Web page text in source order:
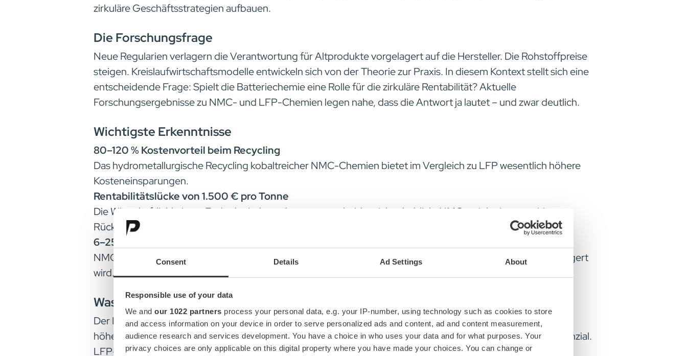
Consent Details Ad Settings About
Responsible use of your data
We and our 1022 partners process your personal data, e.g. your IP-number, using technology such as cookies to store
and access information on your device in order to serve personalized ads and content, ad and content measurement,
audience research and services development. You have a choice in who uses your data and for what purposes. Your
privacy choices are only applicable on this digital property where you have made your choices. You can change or
zirkuläre Geschäftsstrategien aufbauen.
Die Forschungsfrage
Neue Regularien verlagern die Verantwortung für Altprodukte vorgelagert auf die Hersteller. Die Rohstoffpreise
steigen. Kreislaufwirtschaftsmodelle entwickeln sich von der Theorie zur Praxis. In diesem Kontext stellt sich eine
entscheidende Frage: Spielt die Batteriechemie eine Rolle für die zirkuläre Rentabilität? Aktuelle
Forschungsergebnisse zu NMC- und LFP-Chemien legen nahe, dass die Antwort ja lautet – und zwar deutlich.
Wichtigste Erkenntnisse
80–120 % Kostenvorteil beim Recycling
Das hydrometallurgische Recycling kobaltreicher NMC-Chemien bietet im Vergleich zu LFP wesentlich höhere
Kosteneinsparungen.
Rentabilitätslücke von 1.500 € pro Tonne
Die Wirtschaftlichkeit am Ende der Lebensdauer unterscheidet sich erheblich. NMC erzielt einen positiven
Rückgewinnungswert, während LFP bei den aktuellen Recyclingkosten eine negative Rentabilität aufweist.
6–25 % höhere Zirkularität mit NMC
NMC bietet einen überlegenen zirkulären Wert – selbst wenn die Lebensdauer von LFP um ein Drittel verlängert
wird. Dies stellt gängige Annahmen über Langlebigkeit und Kreislaufwirtschaft in Frage.
Was das bedeutet
Der Materialrückgewinnungswert ist nicht gleichmäßig über die Chemien verteilt. NMC-Batterien enthalten
höherwertige Metalle (Nickel, Kobalt) mit einem über Marktzyklen hinweg konstanten Rückgewinnungspotenzial.
LFP-Batterien enthalten geringerwertige Materialien mit minimalem Rückgewinnungsbeitrag.